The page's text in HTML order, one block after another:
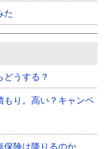
た
どうする？
もり。高い？キャンペ
保険は降りるのか